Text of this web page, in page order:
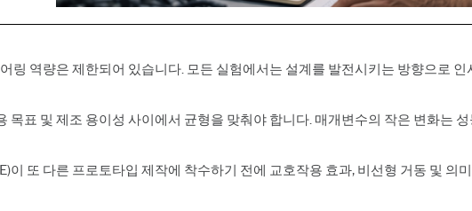
링 역량은 제한되어 있습니다. 모든 실험에서는 설계를 발전시키는 방향으로
목표 및 제조 용이성 사이에서 균형을 맞춰야 합니다. 매개변수의 작은 변화는
이 또 다른 프로토타입 제작에 착수하기 전에 교호작용 효과, 비선형 거동 및 의